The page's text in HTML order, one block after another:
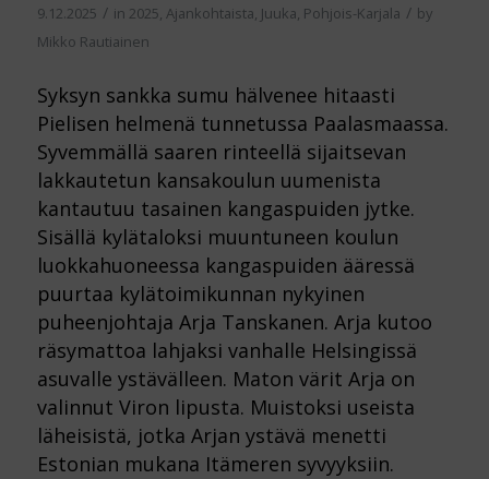
9.12.2025 / in 2025, Ajankohtaista, Juuka, Pohjois-Karjala / by
Mikko Rautiainen
Syksyn sankka sumu hälvenee hitaasti
Pielisen helmenä tunnetussa Paalasmaassa.
Syvemmällä saaren rinteellä sijaitsevan
lakkautetun kansakoulun uumenista
kantautuu tasainen kangaspuiden jytke.
Sisällä kylätaloksi muuntuneen koulun
luokkahuoneessa kangaspuiden ääressä
puurtaa kylätoimikunnan nykyinen
puheenjohtaja Arja Tanskanen. Arja kutoo
räsymattoa lahjaksi vanhalle Helsingissä
asuvalle ystävälleen. Maton värit Arja on
valinnut Viron lipusta. Muistoksi useista
läheisistä, jotka Arjan ystävä menetti
Estonian mukana Itämeren syvyyksiin.